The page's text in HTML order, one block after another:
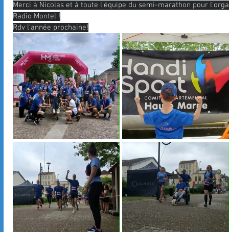
Merci à Nicolas et à toute l'équipe du semi-marathon pour
Radio Montel !
Rdv l'année prochaine!